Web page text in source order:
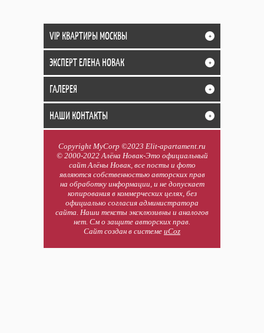
VIP КВАРТИРЫ МОСКВЫ +
ЭКСПЕРТ ЕЛЕНА НОВАК +
ГАЛЕРЕЯ +
НАШИ КОНТАКТЫ +
Copyright MyCorp ©2023 Elit-apartament.ru
© 2000-2022 Алёна Новак-Это официальный
сайт Алёны Новак, все посты и фото
являются собственностью авторских прав
на обработку информации, и не допускает
копирования в коммерческих целях, без
официально согласия администратора
сайта. Наши тексты эксклюзивны и аналогов
нет. См о защите авторских прав.
Сайт создан в системе uCoz